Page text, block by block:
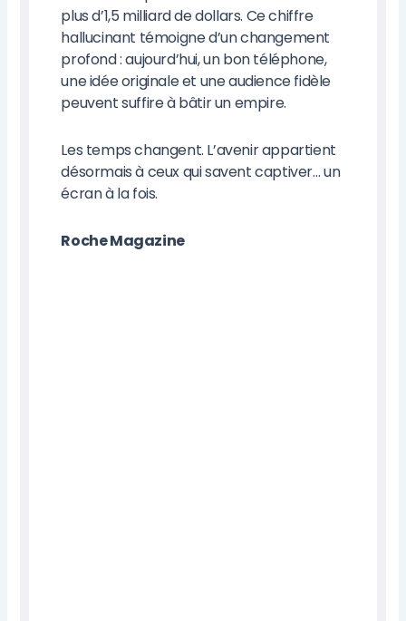
plus d’1,5 milliard de dollars. Ce chiffre
hallucinant témoigne d’un changement
profond : aujourd’hui, un bon téléphone,
une idée originale et une audience fidèle
peuvent suffire à bâtir un empire.
Les temps changent. L’avenir appartient
désormais à ceux qui savent captiver… un
écran à la fois.
Roche Magazine